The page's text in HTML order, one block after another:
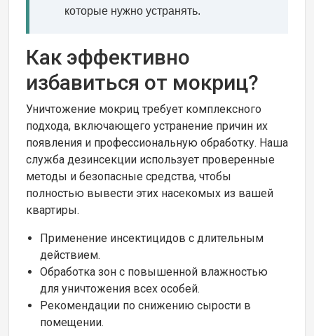
которые нужно устранять.
Как эффективно
избавиться от мокриц?
Уничтожение мокриц требует комплексного
подхода, включающего устранение причин их
появления и профессиональную обработку. Наша
служба дезинсекции использует проверенные
методы и безопасные средства, чтобы
полностью вывести этих насекомых из вашей
квартиры.
Применение инсектицидов с длительным
действием.
Обработка зон с повышенной влажностью
для уничтожения всех особей.
Рекомендации по снижению сырости в
помещении.